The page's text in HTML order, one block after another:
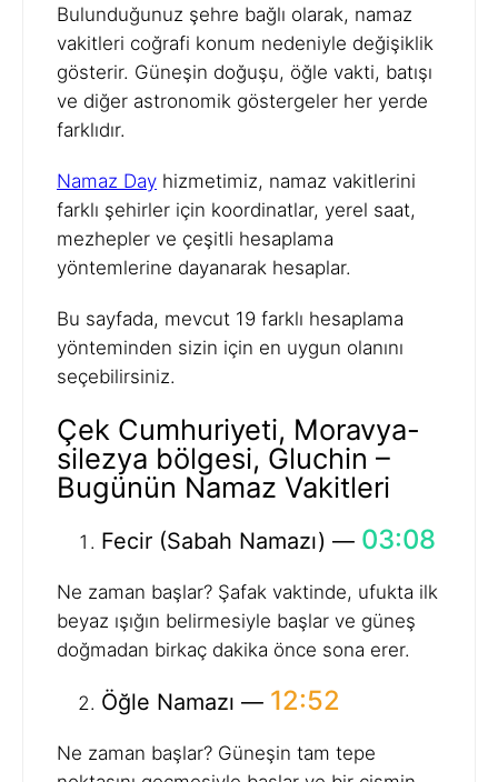
Bulunduğunuz şehre bağlı olarak, namaz
vakitleri coğrafi konum nedeniyle değişiklik
gösterir. Güneşin doğuşu, öğle vakti, batışı
ve diğer astronomik göstergeler her yerde
farklıdır.
Namaz Day hizmetimiz, namaz vakitlerini
farklı şehirler için koordinatlar, yerel saat,
mezhepler ve çeşitli hesaplama
yöntemlerine dayanarak hesaplar.
Bu sayfada, mevcut 19 farklı hesaplama
yönteminden sizin için en uygun olanını
seçebilirsiniz.
Çek Cumhuriyeti, Moravya-
silezya bölgesi, Gluchin –
Bugünün Namaz Vakitleri
Fecir (Sabah Namazı) — 03:08
Ne zaman başlar? Şafak vaktinde, ufukta ilk
beyaz ışığın belirmesiyle başlar ve güneş
doğmadan birkaç dakika önce sona erer.
Öğle Namazı — 12:52
Ne zaman başlar? Güneşin tam tepe